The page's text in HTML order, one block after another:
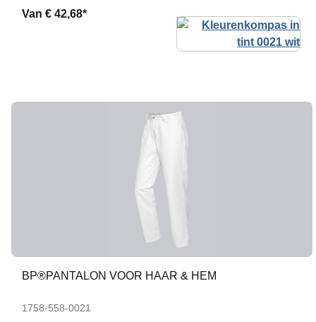
Van € 42,68*
BP®PANTALON VOOR HAAR & HEM
1758-558-0021